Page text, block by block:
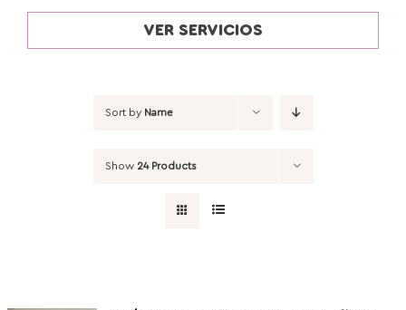
VER SERVICIOS
Sort by Name
Show 24 Products